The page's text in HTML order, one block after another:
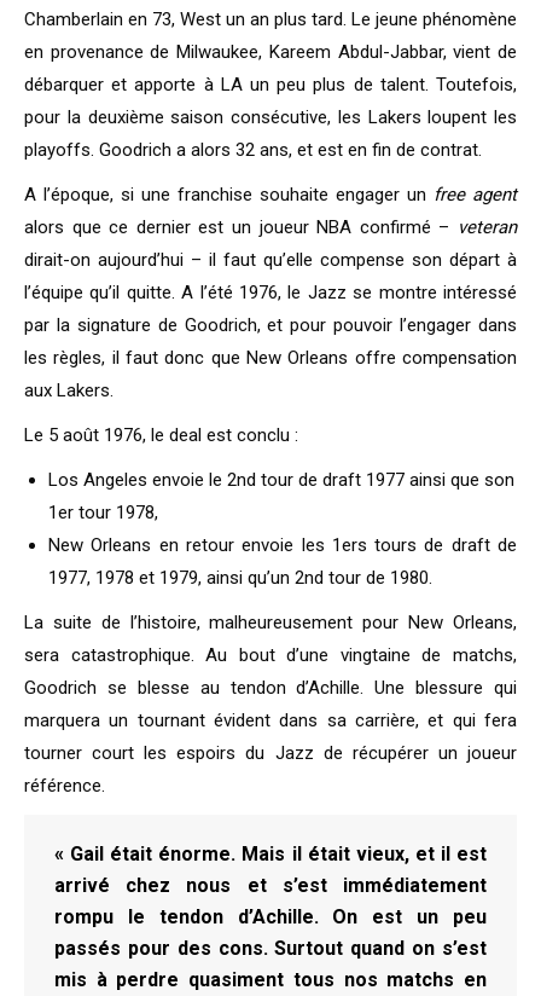
Chamberlain en 73, West un an plus tard. Le jeune phénomène
en provenance de Milwaukee, Kareem Abdul-Jabbar, vient de
débarquer et apporte à LA un peu plus de talent. Toutefois,
pour la deuxième saison consécutive, les Lakers loupent les
playoffs. Goodrich a alors 32 ans, et est en fin de contrat.
A l’époque, si une franchise souhaite engager un free agent
alors que ce dernier est un joueur NBA confirmé – veteran
dirait-on aujourd’hui – il faut qu’elle compense son départ à
l’équipe qu’il quitte. A l’été 1976, le Jazz se montre intéressé
par la signature de Goodrich, et pour pouvoir l’engager dans
les règles, il faut donc que New Orleans offre compensation
aux Lakers.
Le 5 août 1976, le deal est conclu :
Los Angeles envoie le 2nd tour de draft 1977 ainsi que son
1er tour 1978,
New Orleans en retour envoie les 1ers tours de draft de
1977, 1978 et 1979, ainsi qu’un 2nd tour de 1980.
La suite de l’histoire, malheureusement pour New Orleans,
sera catastrophique. Au bout d’une vingtaine de matchs,
Goodrich se blesse au tendon d’Achille. Une blessure qui
marquera un tournant évident dans sa carrière, et qui fera
tourner court les espoirs du Jazz de récupérer un joueur
référence.
« Gail était énorme. Mais il était vieux, et il est
arrivé chez nous et s’est immédiatement
rompu le tendon d’Achille. On est un peu
passés pour des cons. Surtout quand on s’est
mis à perdre quasiment tous nos matchs en